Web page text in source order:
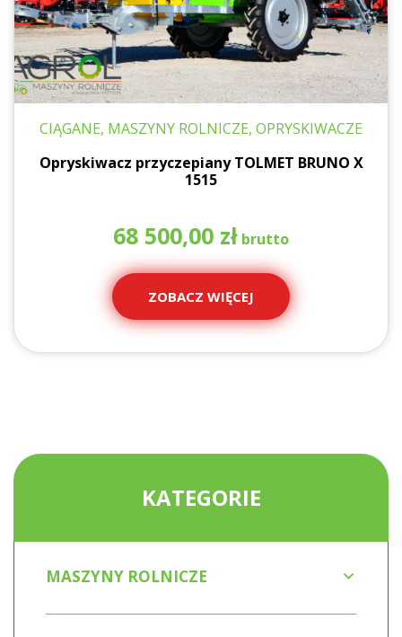
KATEGORIE
MASZYNY ROLNICZE
CIĄGANE, MASZYNY ROLNICZE, OPRYSKIWACZE
Opryskiwacz przyczepiany TOLMET BRUNO X
1515
68 500,00 zł
ZOBACZ WIĘCEJ